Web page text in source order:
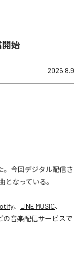
開始
2026.8.9
。今回デジタル配信さ
となっている。
、 LINE MUSIC、
の音楽配信サービスで